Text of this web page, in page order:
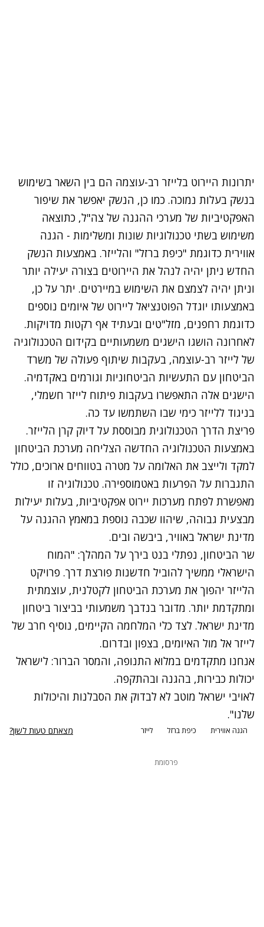
יתרונות היירוט בלייזר רב-עוצמה הם בין השאר בשימוש
בנשק בעלות נמוכה. כמו כן, הנשק יאפשר את שיפור
האפקטיביות של מערכי ההגנה של צה"ל, כתוצאה
משימוש בשתי טכנולוגיות שונות ומשלימות - הגנה
אווירית כדוגמת "כיפת ברזל" והלייזר. באמצעות הנשק
החדש ניתן יהיה לנהל את היירוטים בצורה יעילה יותר
וניתן יהיה לצמצם את השימוש במיירטים. יתר על כן,
באמצעותו יוגדל הפוטנציאל ליירוט של איומים נוספים
כדוגמת רחפנים, מזל"טים ובעתיד אף רקטות מדויקות.
לאחרונה הושגו הישגים משמעותיים בקידום הטכנולוגיה
של לייזר רב-עוצמה, בעקבות שיתוף פעולה של משרד
הביטחון עם התעשיות הביטחוניות וגורמים באקדמיה.
הישגים אלה התאפשרו בעקבות פיתוח לייזר חשמלי,
בניגוד ללייזר כימי שבו השתמשו עד כה.
פריצת הדרך הטכנולוגית מבוססת על דיוק קרן הלייזר.
באמצעות הטכנולוגיה החדשה הצליחה מערכת הביטחון
למקד ולייצב את האלומה על מטרה בטווחים ארוכים, כולל
התגברות על הפרעות באטמוספירה. טכנולוגיה זו
מאפשרת לפתח מערכות יירוט אפקטיביות, בעלות יעילות
מבצעית גבוהה, שיהוו שכבה נוספת במאמץ ההגנה על
מדינת ישראל באוויר, ביבשה ובים.
שר הביטחון, נפתלי בנט בירך על המהלך: "המוח
הישראלי ממשיך להוביל חדשנות פורצת דרך. פרויקט
הלייזר יהפוך את מערכת הביטחון לקטלנית, עוצמתית
ומתקדמת יותר. מדובר בנדבך משמעותי בביצור ביטחון
מדינת ישראל. לצד כלי המלחמה הקיימים, נוסיף חרב של
לייזר אל מול האיומים, בצפון ובדרום.
אנחנו מתקדמים במלוא התנופה, והמסר הברור: לישראל
יכולות כבירות, בהגנה ובהתקפה.
לאויבי ישראל מוטב לא לבדוק את הסבלנות והיכולות
שלנו".
הגנה אווירית כיפת ברזל לייזר מצאתם טעות לשון?
פרסומת